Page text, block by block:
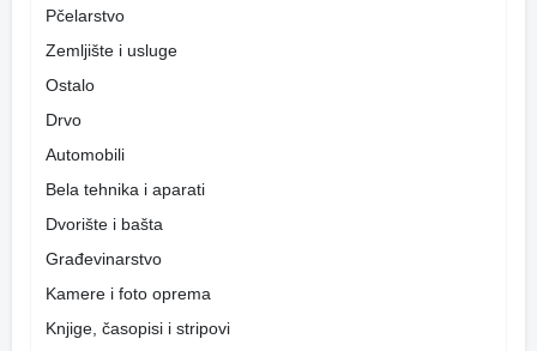
Pčelarstvo
Zemljište i usluge
Ostalo
Drvo
Automobili
Bela tehnika i aparati
Dvorište i bašta
Građevinarstvo
Kamere i foto oprema
Knjige, časopisi i stripovi